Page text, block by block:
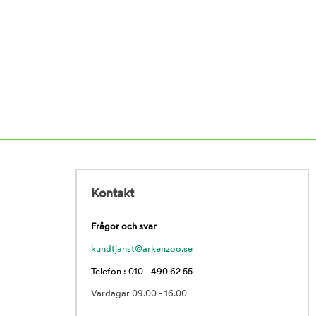
Kontakt
Frågor och svar
kundtjanst@arkenzoo.se
Telefon : 010 - 490 62 55
Vardagar 09.00 - 16.00